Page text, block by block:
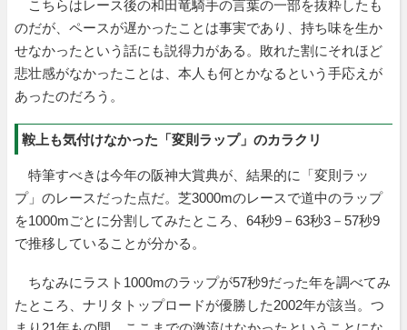
こちらはレース後の和田竜騎手の言葉の一部を抜粋したも
のだが、ペースが遅かったことは事実であり、持ち味を生か
せなかったという話にも説得力がある。敗れた割にそれほど
悲壮感がなかったことは、本人も何とかなるという手応えが
あったのだろう。
鞍上も気付けなかった「変則ラップ」のカラクリ
特筆すべきは今年の阪神大賞典が、結果的に「変則ラッ
プ」のレースだった点だ。芝3000mのレースで道中のラップ
を1000mごとに分割してみたところ、64秒9－63秒3－57秒9
で推移していることが分かる。
ちなみにラスト1000mのラップが57秒9だった年を調べてみ
たところ、ナリタトップロードが優勝した2002年が該当。つ